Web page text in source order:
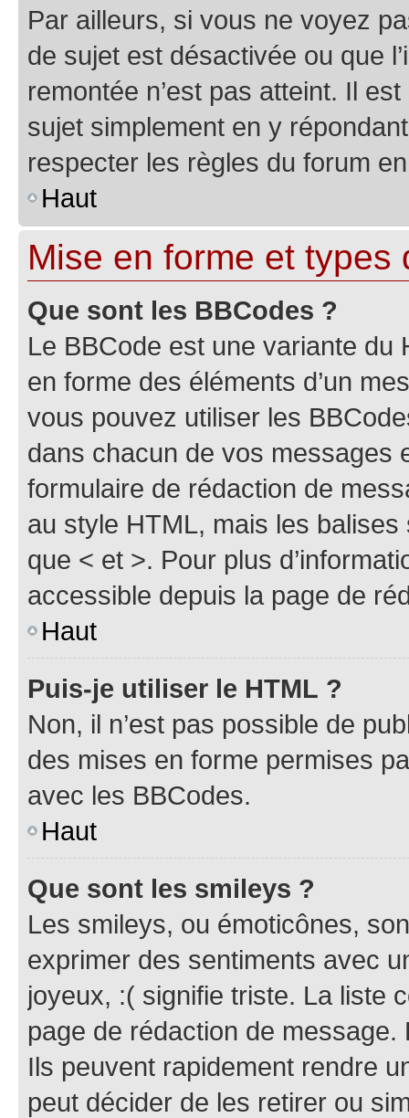
Par ailleurs, si vous ne voyez
de sujet est désactivée ou que
remontée n’est pas atteint. Il
sujet simplement en y
respecter les règles du forum
Haut
Mise en forme et types
Que sont les BBCodes ?
Le BBCode est une variante du
en forme des éléments d’un
vous pouvez utiliser les
dans chacun de vos messages
formulaire de rédaction de
au style HTML, mais les
que < et >. Pour plus
accessible depuis la page de
Haut
Puis-je utiliser le HTML ?
Non, il n’est pas possible de
des mises en forme permises
avec les BBCodes.
Haut
Que sont les smileys ?
Les smileys, ou émoticônes,
exprimer des sentiments avec
joyeux, :( signifie triste. La liste
page de rédaction de
Ils peuvent rapidement rendre
peut décider de les retirer ou